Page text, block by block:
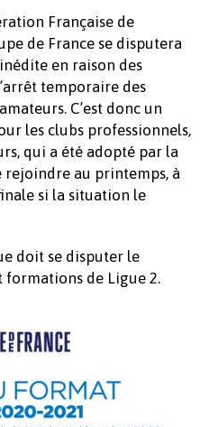
Française de
de France se disputera
en raison des
temporaire des
C’est donc un
les clubs professionnels,
qui a été adopté par la
rejoindre au printemps, à
si la situation le
doit se disputer le
de Ligue 2.